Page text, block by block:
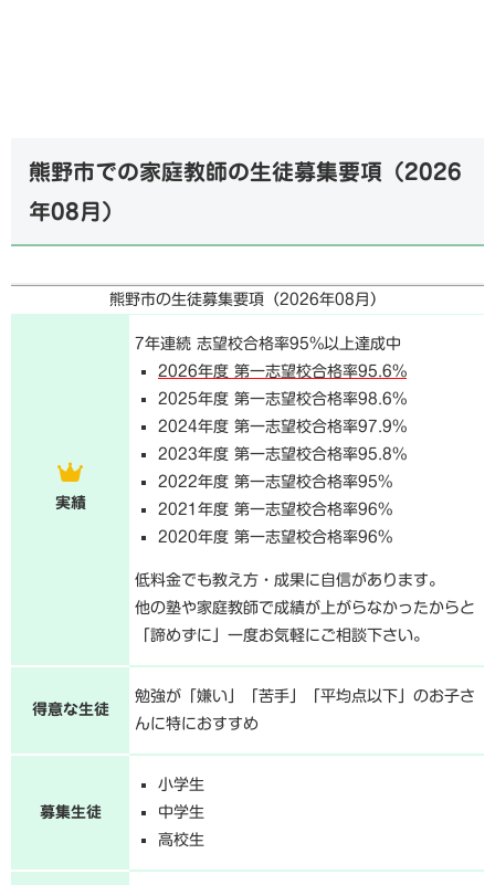
熊野市での家庭教師の生徒募集要項（2026
年08月 ）
熊野市の生徒募集要項（2026年08月 ）
実績
7年連続 志望校合格率95%以上達成中
2026年度 第一志望校合格率95.6%
2025年度 第一志望校合格率98.6%
2024年度 第一志望校合格率97.9%
2023年度 第一志望校合格率95.8%
2022年度 第一志望校合格率95%
2021年度 第一志望校合格率96%
2020年度 第一志望校合格率96%
低料金でも教え方・成果に自信があります。
他の塾や家庭教師で成績が上がらなかったからと
「諦めずに」一度お気軽にご相談下さい。
得意な生徒
勉強が「嫌い」「苦手」「平均点以下」のお子さ
んに特におすすめ
募集生徒
小学生
中学生
高校生